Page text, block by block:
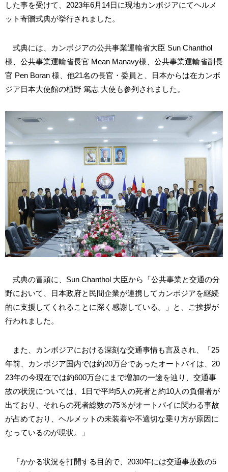
した事を受けて、2023年6月14日に現地カンボジアにてヘルメ
ット寄贈式典が挙行されました。
式典には、カンボジアの公共事業運輸省大臣 Sun Chanthol
様、公共事業運輸省長官 Mean Manavy様、公共事業運輸省副長
官 Pen Boran 様、他21名の長官・委員と、日本からは在カンボ
ジア日本大使館の植野 篤志 大使も参列されました。
式典の冒頭に、Sun Chanthol 大臣から「公共事業と交通の分
野において、日本政府と民間企業が連携してカンボジアを継続
的に支援してくれることに深く感謝している。」と、ご挨拶が
行われました。
また、カンボジアにおける深刻な交通事情も言及され、「25
年前、カンボジア国内では約20万台であったオートバイは、20
23年の今現在では約600万台にまで増加の一途を辿り、交通事
故の状況については、1日で平均5人の死者と約10人の負傷者が
出ており、それらの死者総数の75％がオートバイに関わる事故
が占めており、ヘルメットの未装着や不適切な乗り方が原因に
なっているのが現状。」
「かかる状況を打開する目的で、2030年には交通事故数の5